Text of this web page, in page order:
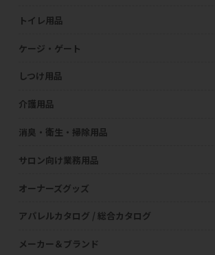
トイレ用品
ケージ・ゲート
しつけ用品
介護用品
消臭・衛生・掃除用品
サロン向け業務用品
オーナーズグッズ
アパレルカタログ / 総合カタログ
メーカー＆ブランド